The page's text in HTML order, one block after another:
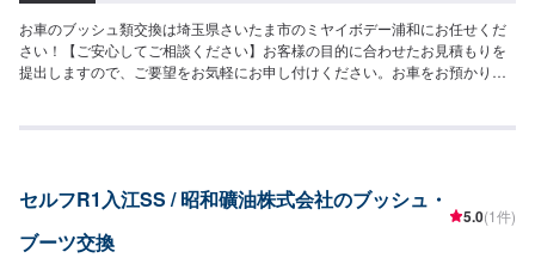
お車のブッシュ類交換は埼玉県さいたま市のミヤイボデー浦和にお任せくだ
さい！【ご安心してご相談ください】お客様の目的に合わせたお見積もりを
提出しますので、ご要望をお気軽にお申し付けください。お車をお預かりし
のことでご不明な点や、不安な点はしっかり伺い、丁寧に説明させていただ
理終了・お支払い【6】アフターサポート【代車について】作業中にお車が必
要なお客様には、代車をお出しすることもできますので事前にご相談くださ
い。代車は、ご希望の車種がお選びいただけ、ほぼすべてにETC、ナビが付
セルフR1入江SS / 昭和礦油株式会社のブッシュ・
ブーツ交換
5.0(1件)